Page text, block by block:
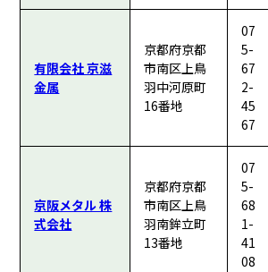
有限会社 京滋
金属
京都府京都
市南区上鳥
羽中河原町
16番地
07
5-
67
2-
45
67
京阪メタル 株
式会社
京都府京都
市南区上鳥
羽南鉾立町
13番地
07
5-
68
1-
41
08